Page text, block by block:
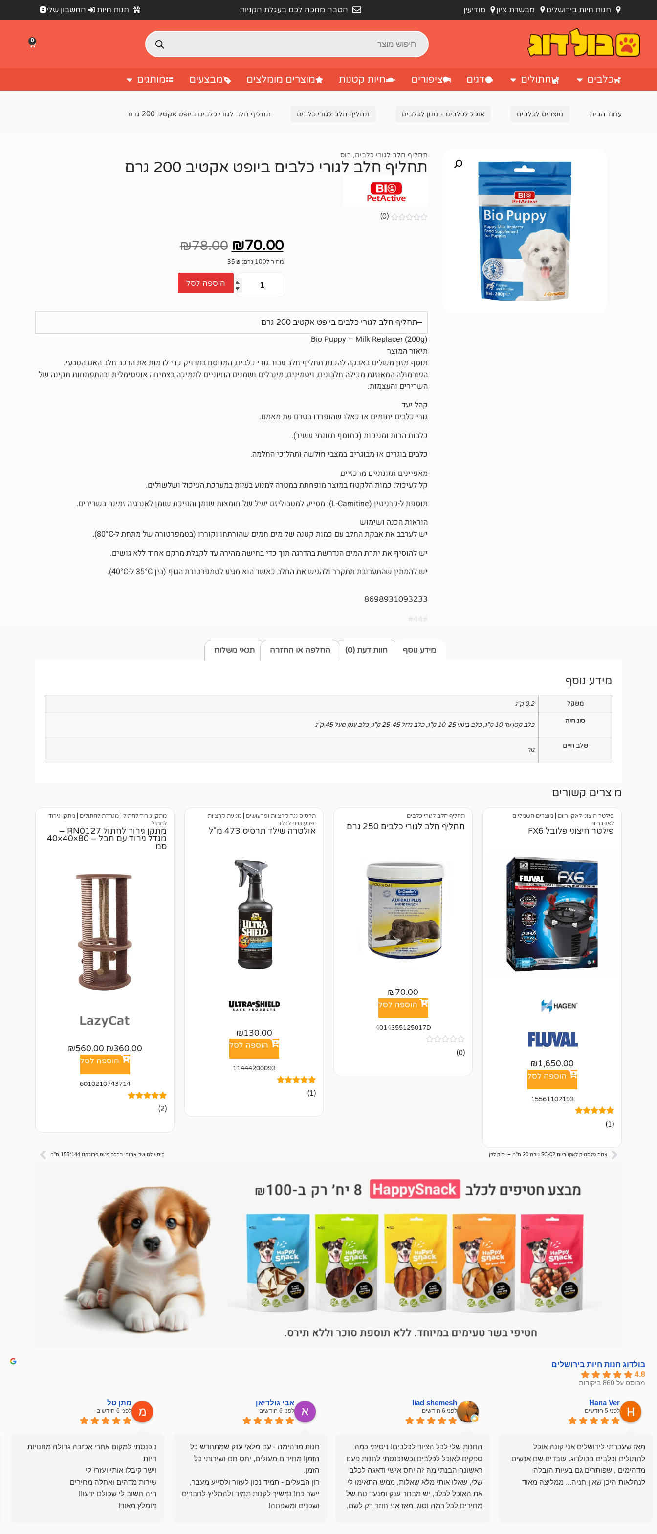
חנות חיות בירושלים מבשרת ציון מודיעין הטבה מחכה לכם בעגלת הקניות חנות חיות החשבון שלי
0
כלבים חתולים דגים ציפורים חיות קטנות מוצרים מומלצים מבצעים מותגים
עמוד הבית מוצרים לכלבים אוכל לכלבים - מזון לכלבים תחליף חלב לגורי כלבים תחליף חלב לגורי כלבים ביופט אקטיב 200 גרם
תחליף חלב לגורי כלבים, בוס
תחליף חלב לגורי כלבים ביופט אקטיב 200 גרם
(0)
₪70.00
₪78.00
מחיר ל100 גרם: 35₪
הוספה לסל
תחליף חלב לגורי כלבים ביופט אקטיב 200 גרם
Bio Puppy – Milk Replacer (200g)
תיאור המוצר
תוסף מזון משלים באבקה להכנת תחליף חלב עבור גורי כלבים, המנוסח במדויק כדי לדמות את הרכב חלב האם הטבעי.
הפורמולה המאוזנת מכילה חלבונים, ויטמינים, מינרלים ושמנים החיוניים לתמיכה בצמיחה אופטימלית ובהתפתחות תקינה של
השרירים והעצמות.
קהל יעד
גורי כלבים יתומים או כאלו שהופרדו בטרם עת מאמם.
כלבות הרות ומניקות (כתוסף תזונתי עשיר).
כלבים בוגרים או מבוגרים במצבי חולשה ותהליכי החלמה.
מאפיינים תזונתיים מרכזיים
קל לעיכול: כמות הלקטוז במוצר מופחתת במטרה למנוע בעיות במערכת העיכול ושלשולים.
תוספת ל-קרניטין (L-Carnitine): מסייע למטבוליזם יעיל של חומצות שומן והפיכת שומן לאנרגיה זמינה בשרירים.
הוראות הכנה ושימוש
יש לערבב את אבקת החלב עם כמות קטנה של מים חמים שהורתחו וקוררו (בטמפרטורה של מתחת ל-80°C).
יש להוסיף את יתרת המים הנדרשת בהדרגה תוך כדי בחישה מהירה עד לקבלת מרקם אחיד ללא גושים.
יש להמתין שהתערובת תתקרר ולהגיש את החלב כאשר הוא מגיע לטמפרטורת הגוף (בין 35°C ל-40°C).
8698931093233
#44#
מידע נוסף תנאי משלוח חוות דעת (0) החלפה או החזרה
מידע נוסף
משקל 0.2 ק"ג
סוג חיה כלב קטן עד 10 ק"ג ,כלב בינוני 10-25 ק"ג ,כלב גדול 25-45 ק"ג ,כלב ענק מעל 45 ק"ג
שלב חיים גור
מוצרים קשורים
פילטר חיצוני לאקווריום | מוצרים חשמליים
לאקווריום
פילטר חיצוני פלובל FX6
₪1,650.00
הוספה לסל
15561102193
מדורג
5.00
1
דירוגים של
לקוחות
(1)
תחליף חלב לגורי כלבים
תחליף חלב לגורי כלבים 250 גרם
₪70.00
הוספה לסל
4014355125017D
אין
ביקורות
(0)
תרסיס נגד קרציות ופרעושים | מניעת קרציות
ופרעושים לכלב
אולטרה שילד תרסיס 473 מ"ל
₪130.00
הוספה לסל
11444200093
מדורג
5.00
1(1)
מתקן גירוד לחתול | מגרדת לחתולים | מתקן גירוד
לחתול
מתקן גירוד לחתול RN0127 –
מגדל גירוד עם חבל – 80×40×40
סמ
₪360.00
₪560.00
הוספה לסל
6010210743714
מדורגים
5.00
2(2)
צמח פלסטיק לאקווריום SC-02 גובה 20 ס"מ – ירוק לבן כיסוי למושב אחורי ברכב פטס פרוג׳קט 144*155 ס"מ
בולדוג חנות חיות בירושלים
4.8
מבוסס על 860 ביקורות
Hana Ver
לפני 5 חודשים
מאז שעברתי לירושלים אני קונה אוכל
לחתולים וכלבים בבולדוג. עובדים שם אנשים
מדהימים , שפותרים גם בעיות הובלה
לנחלאות היכן שאין חניה... ממליצה מאוד
liad shemesh
לפני 6 חודשים
החנות שלי לכל הציוד לכלבים! ניסיתי כמה
ספקים לאוכל לכלבים וכשנכנסתי לחנות פעם
ראשונה הבנתי מה זה יחס אישי ודאגה לכלב
שלי, שאלו אותי מלא שאלות, ממש התאימו לי
את האוכל לכלב, יש מבחר ענק ומנעד נוח של
מחירים לכל רמה וסוג. מאז אני חוזר רק לשם,
אבי גולדיאן
לפני 6 חודשים
חנות מדהימה - עם מלאי ענק שמתחדש כל
הזמן! מחירים מעולים, יחס חם ושירותי כל
רון הבעלים - תמיד נכון לעזור ולסייע מעבר,
יישר כח! נמשיך לקנות תמיד ולהמליץ לחברים
ושכנים ומשפחה!
מתן טל
לפני 6 חודשים
ניכנסתי למקום אחרי אכזבה גדולה מחנויות
מומלץ מאוד!